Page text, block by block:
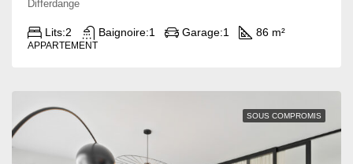
Differdange
Lits:2 Baignoire:1 Garage:1 86 m²
APPARTEMENT
SOUS COMPROMIS